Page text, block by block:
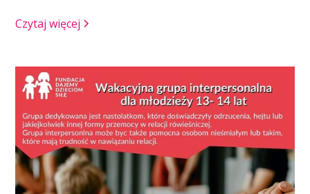
Czytaj więcej